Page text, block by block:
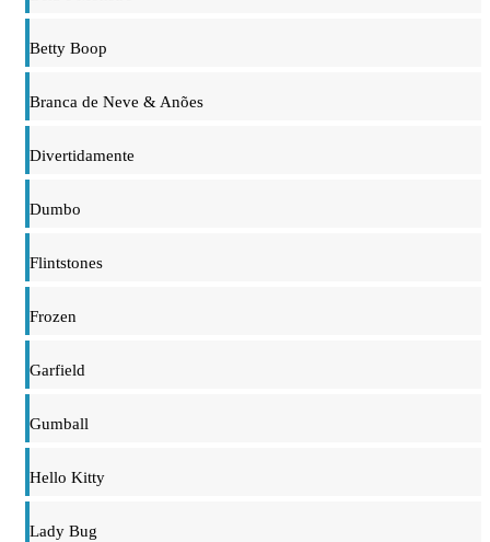
Betty Boop
Branca de Neve & Anões
Divertidamente
Dumbo
Flintstones
Frozen
Garfield
Gumball
Hello Kitty
Lady Bug